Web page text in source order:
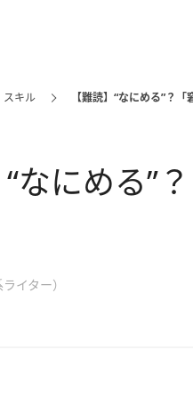
スキル 【難読】“なにめる”？
“なにめる”
イター）